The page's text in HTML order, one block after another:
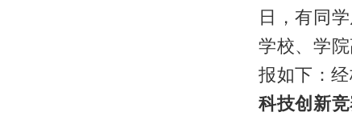
日，有同
学校、学
报如下：经
科技创新